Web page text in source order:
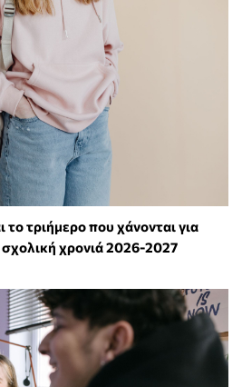
το τριήμερο που χάνονται για
σχολική χρονιά 2026-2027